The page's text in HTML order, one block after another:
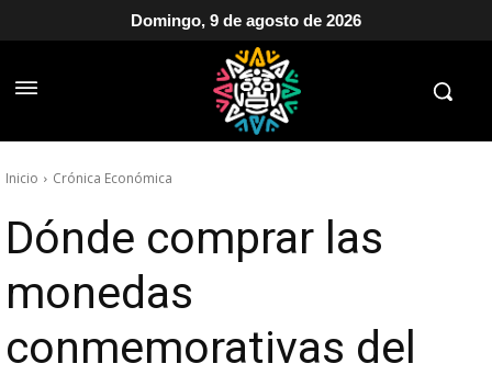
Domingo, 9 de agosto de 2026
Inicio Crónica Económica
Dónde comprar las
monedas
conmemorativas del